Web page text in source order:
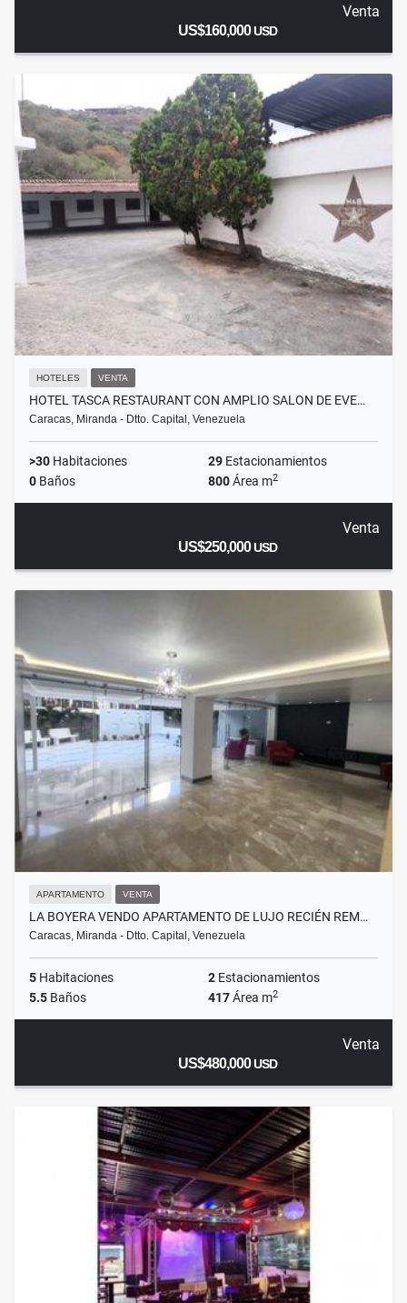
Venta
US$160,000USD
HOTELES VENTA
HOTEL TASCA RESTAURANT CON AMPLIO SALON DE EVE…
Caracas, Miranda - Dtto. Capital, Venezuela
>30 Habitaciones 29 Estacionamientos
0 Baños 800Área m2
Venta
US$250,000USD
APARTAMENTO VENTA
LA BOYERA VENDO APARTAMENTO DE LUJO RECIÉN REM…
Caracas, Miranda - Dtto. Capital, Venezuela
5 Habitaciones 2 Estacionamientos
5.5 Baños 417Área m2
Venta
US$480,000USD